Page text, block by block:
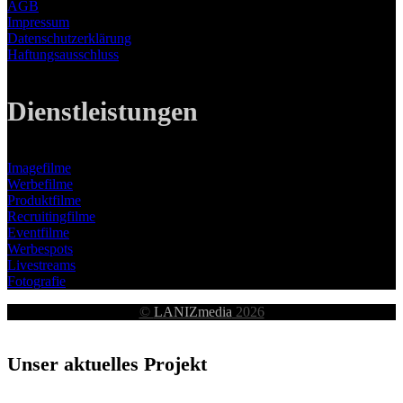
AGB
Impressum
Datenschutzerklärung
Haftungsausschluss
Dienstleistungen
Imagefilme
Werbefilme
Produktfilme
Recruitingfilme
Eventfilme
Werbespots
Livestreams
Fotografie
© LANIZmedia 2026
Unser aktuelles Projekt